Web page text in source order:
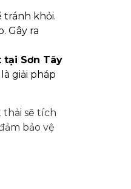
tránh khỏi.
Gây ra
Sơn Tây
giải pháp
sẽ tích
bảo vệ